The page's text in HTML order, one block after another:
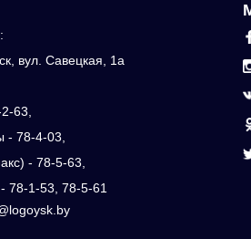
вул. Савецкая, 1а
63,
- 78-4-03,
- 78-5-63,
78-1-53, 78-5-61